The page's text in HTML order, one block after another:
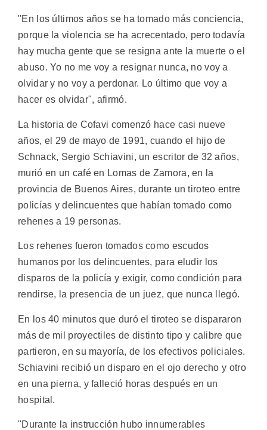
"En los últimos años se ha tomado más conciencia,
porque la violencia se ha acrecentado, pero todavía
hay mucha gente que se resigna ante la muerte o el
abuso. Yo no me voy a resignar nunca, no voy a
olvidar y no voy a perdonar. Lo último que voy a
hacer es olvidar", afirmó.
La historia de Cofavi comenzó hace casi nueve
años, el 29 de mayo de 1991, cuando el hijo de
Schnack, Sergio Schiavini, un escritor de 32 años,
murió en un café en Lomas de Zamora, en la
provincia de Buenos Aires, durante un tiroteo entre
policías y delincuentes que habían tomado como
rehenes a 19 personas.
Los rehenes fueron tomados como escudos
humanos por los delincuentes, para eludir los
disparos de la policía y exigir, como condición para
rendirse, la presencia de un juez, que nunca llegó.
En los 40 minutos que duró el tiroteo se dispararon
más de mil proyectiles de distinto tipo y calibre que
partieron, en su mayoría, de los efectivos policiales.
Schiavini recibió un disparo en el ojo derecho y otro
en una pierna, y falleció horas después en un
hospital.
"Durante la instrucción hubo innumerables